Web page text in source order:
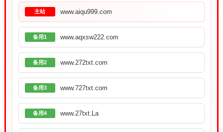
主站 www.aiqu999.com
备用1 www.aqxsw222.com
备用2 www.272txt.com
备用3 www.727txt.com
备用4 www.27txt.La